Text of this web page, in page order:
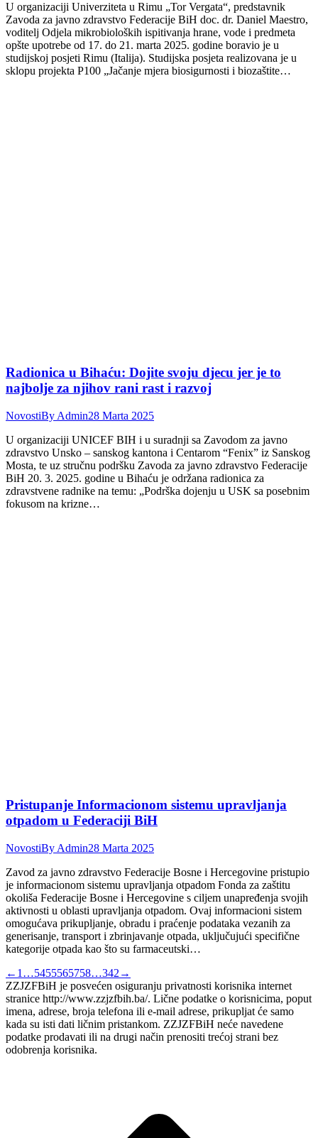
U organizaciji Univerziteta u Rimu „Tor Vergata“, predstavnik
Zavoda za javno zdravstvo Federacije BiH doc. dr. Daniel Maestro,
voditelj Odjela mikrobioloških ispitivanja hrane, vode i predmeta
opšte upotrebe od 17. do 21. marta 2025. godine boravio je u
studijskoj posjeti Rimu (Italija). Studijska posjeta realizovana je u
sklopu projekta P100 „Jačanje mjera biosigurnosti i biozaštite…
Radionica u Bihaću: Dojite svoju djecu jer je to
najbolje za njihov rani rast i razvoj
NovostiBy Admin28 Marta 2025
U organizaciji UNICEF BIH i u suradnji sa Zavodom za javno
zdravstvo Unsko – sanskog kantona i Centarom “Fenix” iz Sanskog
Mosta, te uz stručnu podršku Zavoda za javno zdravstvo Federacije
BiH 20. 3. 2025. godine u Bihaću je održana radionica za
zdravstvene radnike na temu: „Podrška dojenju u USK sa posebnim
fokusom na krizne…
Pristupanje Informacionom sistemu upravljanja
otpadom u Federaciji BiH
NovostiBy Admin28 Marta 2025
Zavod za javno zdravstvo Federacije Bosne i Hercegovine pristupio
je informacionom sistemu upravljanja otpadom Fonda za zaštitu
okoliša Federacije Bosne i Hercegovine s ciljem unapređenja svojih
aktivnosti u oblasti upravljanja otpadom. Ovaj informacioni sistem
omogućava prikupljanje, obradu i praćenje podataka vezanih za
generisanje, transport i zbrinjavanje otpada, uključujući specifične
kategorije otpada kao što su farmaceutski…
← 1 …5455565758…342 →
ZZJZFBiH je posvećen osiguranju privatnosti korisnika internet
stranice http://www.zzjzfbih.ba/. Lične podatke o korisnicima, poput
imena, adrese, broja telefona ili e-mail adrese, prikupljat će samo
kada su isti dati ličnim pristankom. ZZJZFBiH neće navedene
podatke prodavati ili na drugi način prenositi trećoj strani bez
odobrenja korisnika.